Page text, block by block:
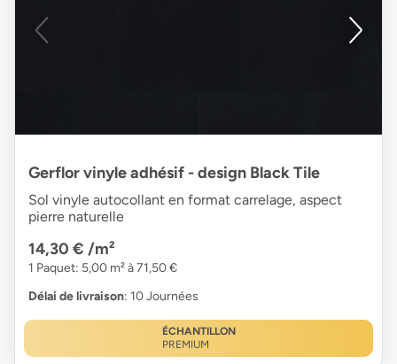
Gerflor vinyle adhésif - design Black Tile
Sol vinyle autocollant en format carrelage, aspect
pierre naturelle
14,30 € /m²
1 Paquet: 5,00 m² à 71,50 €
Délai de livraison: 10 Journées
ÉCHANTILLON
PREMIUM